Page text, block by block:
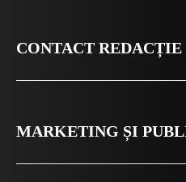
CONTACT REDACȚIE
MARKETING ȘI